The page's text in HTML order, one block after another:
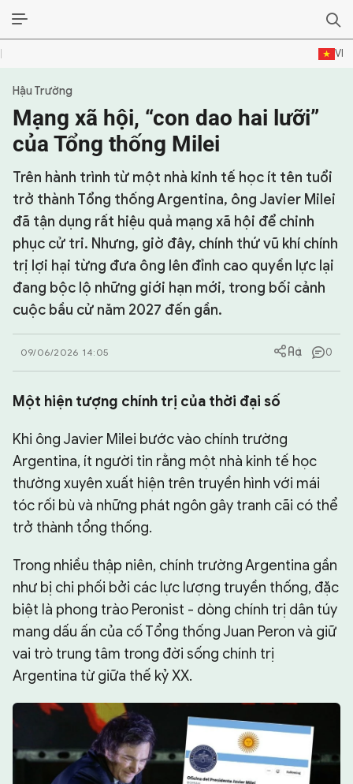
VI
SỰ KIỆN & BÌNH LUẬN
HẬU TRƯỜNG
KINH TẾ - VĂN HÓA - THỂ THAO
HỒ SƠ MẬT
PHÓNG SỰ
HỒ SƠ INTERPOL
VỤ ÁN NỔI TIẾNG
TƯ LIỆU
Hậu Trường
Mạng xã hội, “con dao hai lưỡi”
của Tổng thống Milei
Trên hành trình từ một nhà kinh tế học ít tên tuổi
trở thành Tổng thống Argentina, ông Javier Milei
đã tận dụng rất hiệu quả mạng xã hội để chinh
phục cử tri. Nhưng, giờ đây, chính thứ vũ khí chính
trị lợi hại từng đưa ông lên đỉnh cao quyền lực lại
đang bộc lộ những giới hạn mới, trong bối cảnh
cuộc bầu cử năm 2027 đến gần.
09/06/2026 14:05 0
Một hiện tượng chính trị của thời đại số
Khi ông Javier Milei bước vào chính trường
Argentina, ít người tin rằng một nhà kinh tế học
thường xuyên xuất hiện trên truyền hình với mái
tóc rối bù và những phát ngôn gây tranh cãi có thể
trở thành tổng thống.
Trong nhiều thập niên, chính trường Argentina gần
như bị chi phối bởi các lực lượng truyền thống, đặc
biệt là phong trào Peronist - dòng chính trị dân túy
mang dấu ấn của cố Tổng thống Juan Peron và giữ
vai trò trung tâm trong đời sống chính trị
Argentina từ giữa thế kỷ XX.